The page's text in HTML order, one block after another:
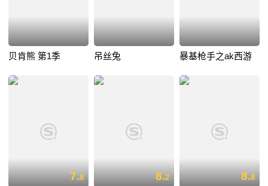
贝肯熊 第1季 吊丝兔 暴基枪手之ak西游
7.8 8.2 8.8